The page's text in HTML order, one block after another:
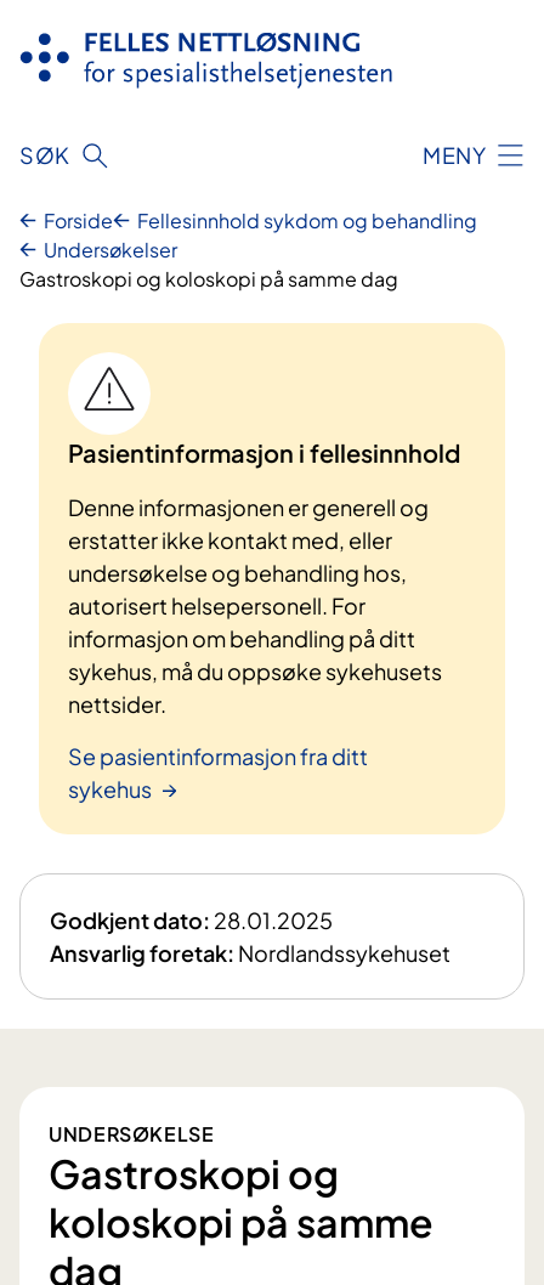
innhold
SØK MENY
Forside
Fellesinnhold sykdom og behandling
Undersøkelser
Gastroskopi og koloskopi på samme dag
Pasientinformasjon i fellesinnhold
Denne informasjonen er generell og
erstatter ikke kontakt med, eller
undersøkelse og behandling hos,
autorisert helsepersonell. For
informasjon om behandling på ditt
sykehus, må du oppsøke sykehusets
nettsider.
Se pasientinformasjon fra ditt
sykehus
Godkjent dato: 28.01.2025
Ansvarlig foretak: Nordlandssykehuset
UNDERSØKELSE
Gastroskopi og
koloskopi på samme
dag